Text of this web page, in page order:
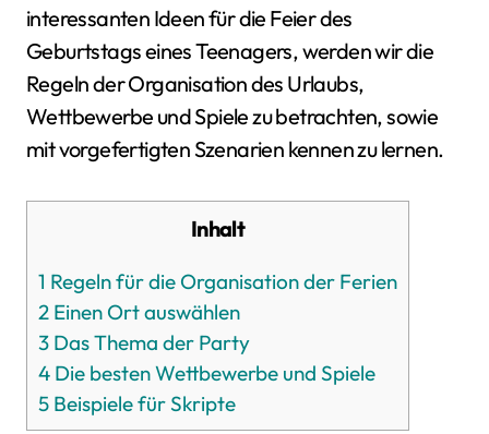
interessanten Ideen für die Feier des
Geburtstags eines Teenagers, werden wir die
Regeln der Organisation des Urlaubs,
Wettbewerbe und Spiele zu betrachten, sowie
mit vorgefertigten Szenarien kennen zu lernen.
Inhalt
1 Regeln für die Organisation der Ferien
2 Einen Ort auswählen
3 Das Thema der Party
4 Die besten Wettbewerbe und Spiele
5 Beispiele für Skripte